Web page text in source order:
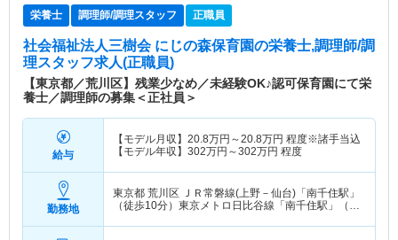
栄養士 調理師/調理スタッフ 正職員
社会福祉法人三樹会 にじの森保育園の栄養士,調理師/調
理スタッフ求人(正職員)
【東京都／荒川区】残業少なめ／未経験OK♪認可保育園にて栄
養士／調理師の募集＜正社員＞
給与
【モデル月収】 20.8万円～20.8万円 程度※諸手当込
【モデル年収】 302万円～302万円 程度
勤務地
東京都 荒川区 ＪＲ常磐線(上野－仙台)「南千住駅」
（徒歩10分）東京メトロ日比谷線「南千住駅」（徒